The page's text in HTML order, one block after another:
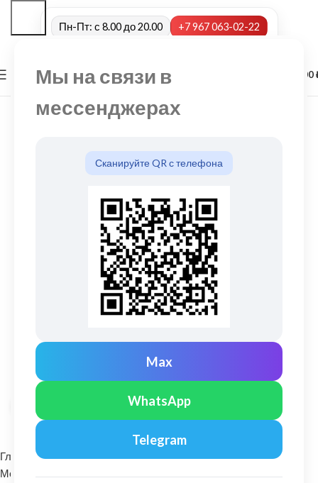
Мы на связи в
мессенджерах
Сканируйте QR с телефона
Max
WhatsApp
Telegram
Пн-Пт: с 8.00 до 20.00 +7 967 063-02-22
МЕНЮ 0,00
Нажмите, чтобы увеличить
Главная Водосточные системы
Металлические водосточные системы